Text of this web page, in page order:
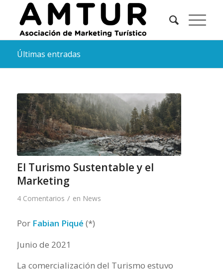
Últimas entradas
El Turismo Sustentable y el
Marketing
4 Comentarios / en News
Por Fabian Piqué (*)
Junio de 2021
La comercialización del Turismo estuvo